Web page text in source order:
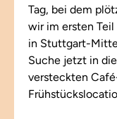
Tag, bei dem
wir im ersten
in Stuttgart-
Suche jetzt in
versteckten